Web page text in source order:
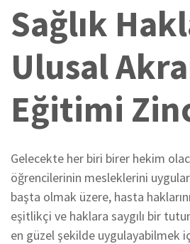
Sağlık
Ulusal
Eğitimi
Gelecekte her biri birer hekim
öğrencilerinin mesleklerini
başta olmak üzere, hasta
eşitlikçi ve haklara saygılı bir
en güzel şekilde uygulayabilmek